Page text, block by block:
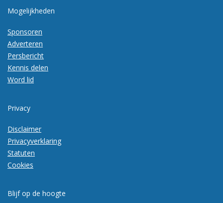
Mogelijkheden
Sponsoren
Adverteren
Persbericht
Kennis delen
Word lid
Privacy
Disclaimer
Privacyverklaring
Statuten
Cookies
Blijf op de hoogte